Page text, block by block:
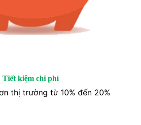
Tiết kiệm chi phí
thị trường từ 10% đến 20%